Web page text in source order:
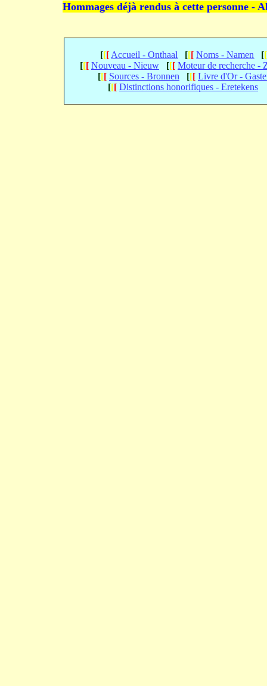
Hommages déjà rendus à cette personne -
[[[ Accueil - Onthaal [[[ Noms - Namen [[
[[[ Nouveau - Nieuw [[[ Moteur de recherche -
[[[ Sources - Bronnen [[[ Livre d'Or -
[[[ Distinctions honorifiques - Eretekens